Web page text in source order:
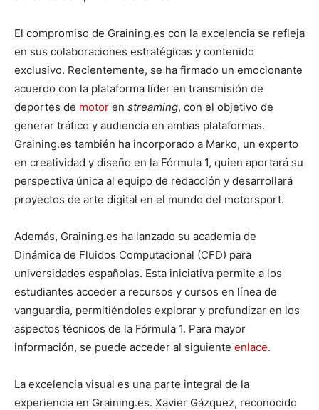
El compromiso de Graining.es con la excelencia se refleja
en sus colaboraciones estratégicas y contenido
exclusivo. Recientemente, se ha firmado un emocionante
acuerdo con la plataforma líder en transmisión de
deportes de motor en streaming, con el objetivo de
generar tráfico y audiencia en ambas plataformas.
Graining.es también ha incorporado a Marko, un experto
en creatividad y diseño en la Fórmula 1, quien aportará su
perspectiva única al equipo de redacción y desarrollará
proyectos de arte digital en el mundo del motorsport.
Además, Graining.es ha lanzado su academia de
Dinámica de Fluidos Computacional (CFD) para
universidades españolas. Esta iniciativa permite a los
estudiantes acceder a recursos y cursos en línea de
vanguardia, permitiéndoles explorar y profundizar en los
aspectos técnicos de la Fórmula 1. Para mayor
información, se puede acceder al siguiente enlace.
La excelencia visual es una parte integral de la
experiencia en Graining.es. Xavier Gázquez, reconocido